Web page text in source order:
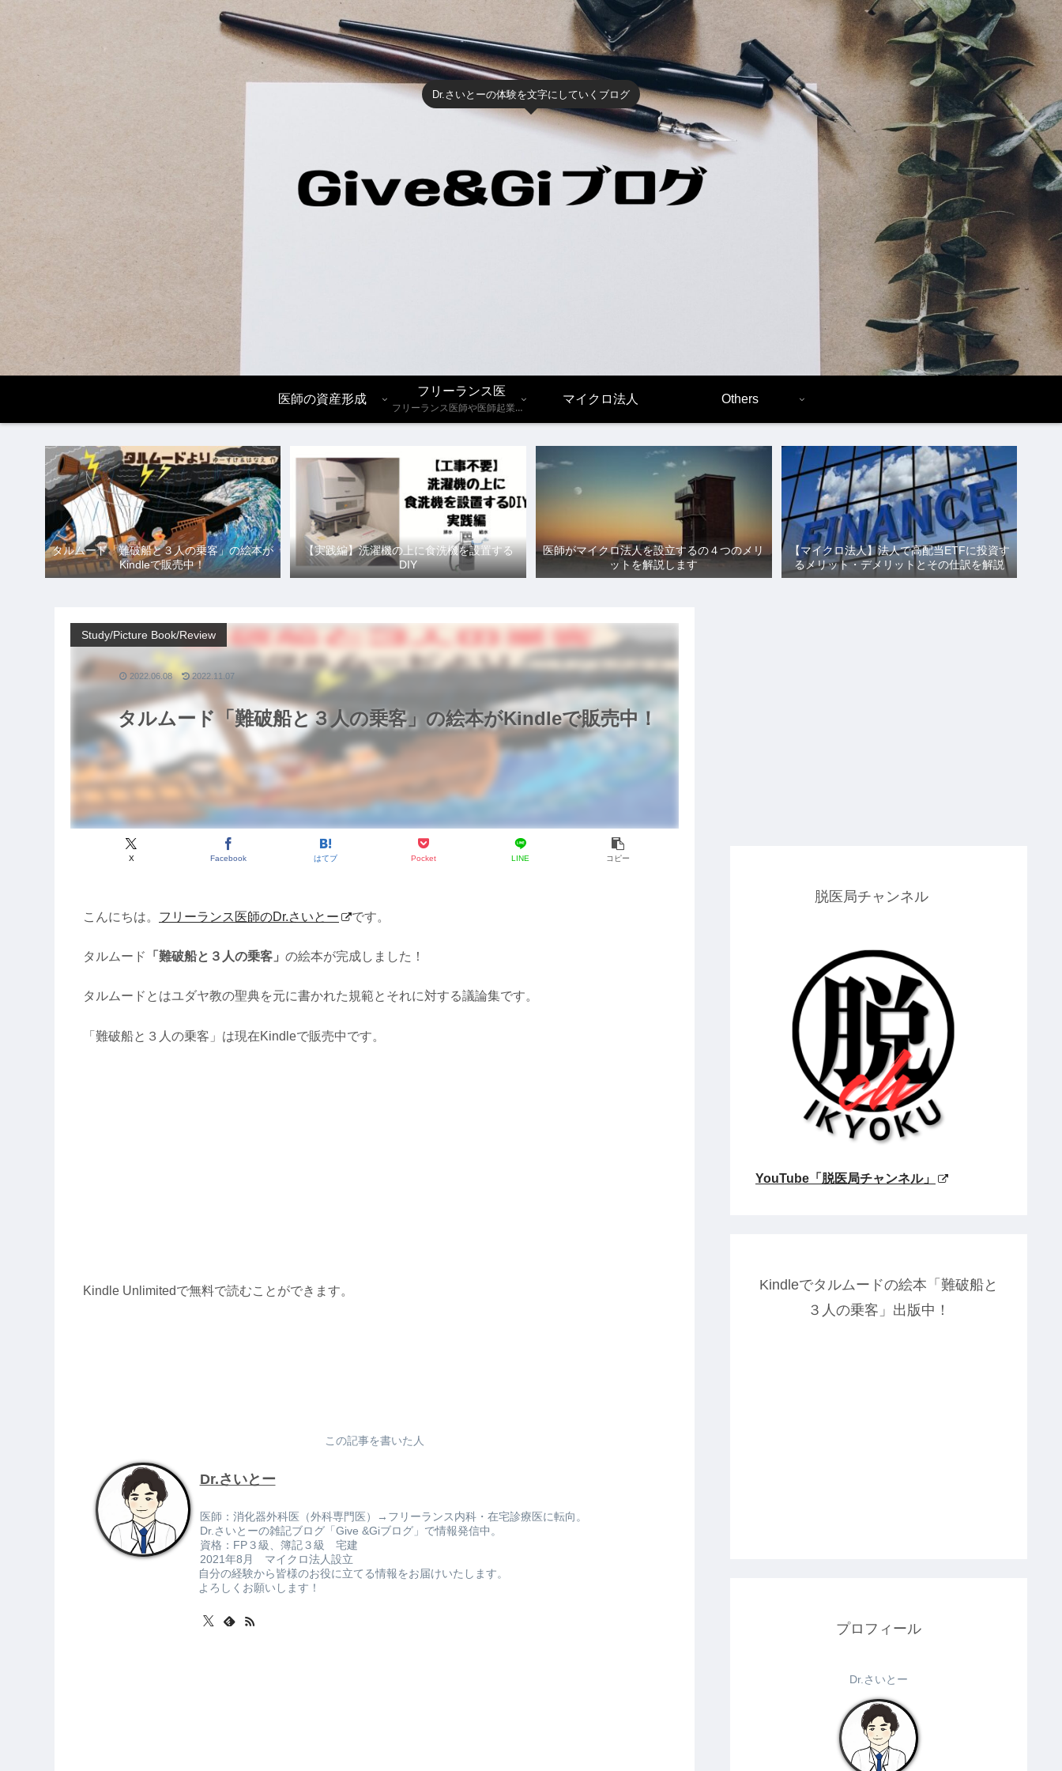
Dr.さいとーの体験を文字にしていくブログ
医師の資産形成
フリーランス医
フリーランス医師や医師起業についての記事を紹介します。
マイクロ法人 Others
タルムード「難破船と３人の乗客」の絵本が
Kindleで販売中！
【実践編】洗濯機の上に食洗機を設置する
DIY
医師がマイクロ法人を設立するの４つのメリ
ットを解説します
【マイクロ法人】法人で高配当ETFに投資す
るメリット・デメリットとその仕訳を解説
タルムード「難破船と３人の乗客」の絵本がKindleで販売中！
Study/Picture Book/Review
X Facebook はてブ Pocket LINE コピー
2022.06.08 2022.11.07
こんにちは。 フリーランス医師のDr.さいとー です。
タルムード 「難破船と３人の乗客」 の絵本が完成しました！
タルムードとはユダヤ教の聖典を元に書かれた規範とそれに対する議論集です。
「難破船と３人の乗客」は現在Kindleで販売中です。
Kindle Unlimitedで無料で読むことができます。
この記事を書いた人
Dr.さいとー
医師：消化器外科医（外科専門医）→フリーランス内科・在宅診療医に転向。
Dr.さいとーの雑記ブログ「Give &Giブログ」で情報発信中。
資格：FP３級、簿記３級 宅建
2021年8月 マイクロ法人設立
自分の経験から皆様のお役に立てる情報をお届けいたします。
よろしくお願いします！
脱医局チャンネル
YouTube「脱医局チャンネル」
Kindleでタルムードの絵本「難破船と
３人の乗客」出版中！
プロフィール
Dr.さいとー